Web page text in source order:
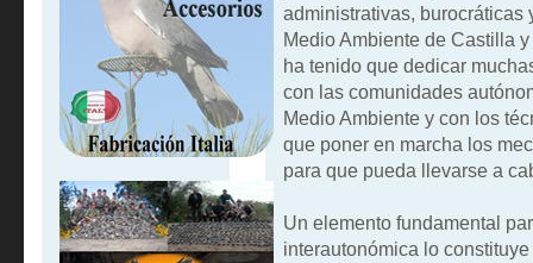
administrativas, burocráticas
Medio Ambiente de Castilla
ha tenido que dedicar
con las comunidades
Medio Ambiente y con los
que poner en marcha los
para que pueda llevarse a
Un elemento fundamental
interautonómica lo